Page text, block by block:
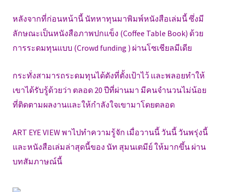
หลังจากที่ก่อนหน้านี้ นัทหาทุนมาพิมพ์หนังสือเล่มนี้ ซึ่งมี
ลักษณะเป็นหนังสือภาพปกแข็ง (Coffee Table Book) ด้วย
การระดมทุนแบบ (Crowd funding ) ผ่านโซเชียลมีเดีย
กระทั่งสามารถระดมทุนได้ดังที่ตั้งเป้าไว้ และพลอยทำให้
เขาได้รับรู้ด้วยว่า ตลอด 20 ปีที่ผ่านมา มีคนจำนวนไม่น้อย
ที่ติดตามผลงานและให้กำลังใจเขามาโดยตลอด
ART EYE VIEW พาไปทำความรู้จัก เมื่อวานนี้ วันนี้ วันพรุ่งนี้
และหนังสือเล่มล่าสุดนี้ของ นัท สุมนเตมีย์ ให้มากขึ้น ผ่าน
บทสัมภาษณ์นี้